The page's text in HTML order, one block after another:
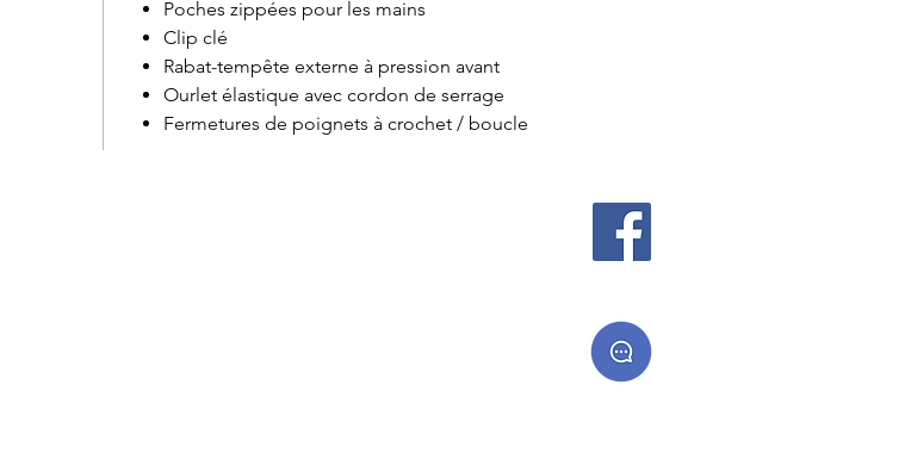
Poches zippées pour les mains
Clip clé
Rabat-tempête externe à pression avant
Ourlet élastique avec cordon de serrage
Fermetures de poignets à crochet / boucle